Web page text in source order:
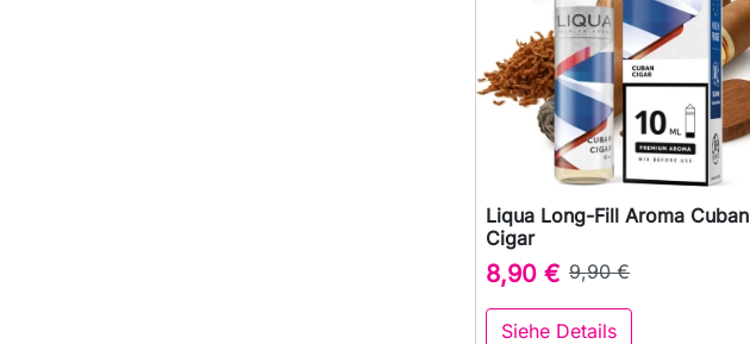
 Vorschau
Liqua Long-Fill Aroma Cuban
Cigar
8,90 € 9,90 €
Siehe Details